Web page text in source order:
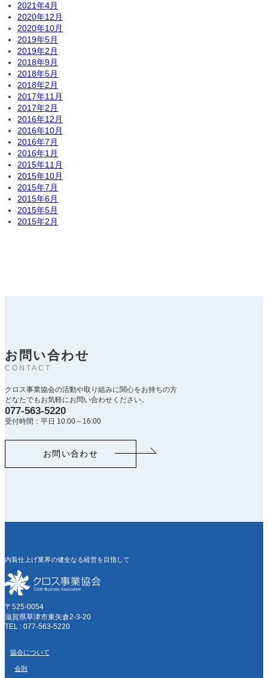
2021年4月
2020年12月
2020年10月
2019年5月
2019年2月
2018年9月
2018年5月
2018年2月
2017年11月
2017年2月
2016年12月
2016年10月
2016年7月
2016年1月
2015年11月
2015年10月
2015年7月
2015年6月
2015年5月
2015年2月
お問い合わせ
CONTACT
クロス事業協会の活動や取り組みに関心をお持ちの方
どなたでもお気軽にお問い合わせください。
077-563-5220
受付時間：平日 10:00～16:00
お問い合わせ
内装仕上げ業界の健全なる経営を目指して
〒525-0054
滋賀県草津市東矢倉2-3-20
TEL : 077-563-5220
協会について
会則